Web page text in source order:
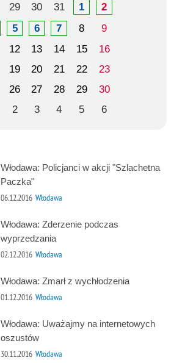
29 30 31 1
2
5 6 7 8
9
12 13 14 15
16
19 20 21 22
23
26 27 28 29
30
2 3 4 5 6
Włodawa: Policjanci w akcji "Szlachetna
Paczka"
06.12.2016 Włodawa
Włodawa: Zderzenie podczas
wyprzedzania
02.12.2016 Włodawa
Włodawa: Zmarł z wychłodzenia
01.12.2016 Włodawa
Włodawa: Uważajmy na internetowych
oszustów
30.11.2016 Włodawa